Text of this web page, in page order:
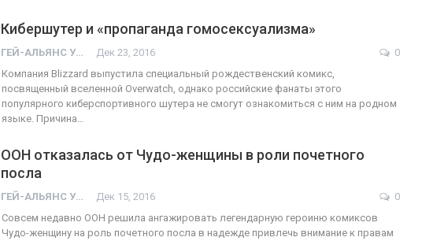
Кибершутер и «пропаганда гомосексуализма»
ГЕЙ-АЛЬЯНС УКРАИНА Дек 23, 2016
0
Компания Blizzard выпустила специальный рождественский комикс,
посвященный вселенной Overwatch, однако российские фанаты этого
популярного киберспортивного шутера не смогут ознакомиться с ним на родном
языке. Причина…
ООН отказалась от Чудо-женщины в роли почетного
посла
ГЕЙ-АЛЬЯНС УКРАИНА Дек 15, 2016
0
Совсем недавно ООН решила ангажировать легендарную героиню комиксов
Чудо-женщину на роль почетного посла в надежде привлечь внимание к правам